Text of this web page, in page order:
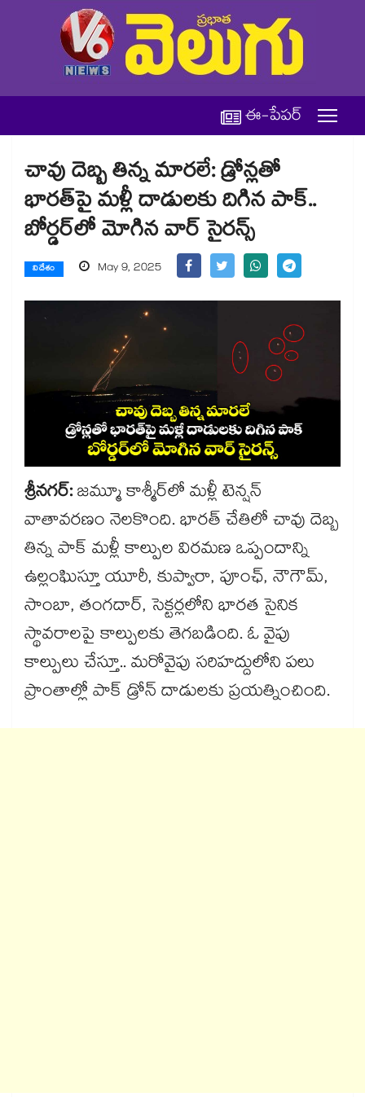
ఈ-పేపర్
చావు దెబ్బ తిన్న మారలే: డ్రోన్లతో
భారత్‎పై మళ్లీ దాడులకు దిగిన పాక్..
బోర్డర్‎లో మోగిన వార్ సైరన్స్
విదేశం May 9, 2025
శ్రీనగర్:జమ్మూ కాశ్మీర్‎లో మళ్లీ టెన్షన్
వాతావరణం నెలకొంది. భారత్ చేతిలో చావు దెబ్బ
తిన్న పాక్ మళ్లీ కాల్పుల విరమణ ఒప్పందాన్ని
ఉల్లంఘిస్తూ యూరీ, కుప్వారా, పూంఛ్, నౌగౌమ్,
సాంబా, తంగదార్, సెక్టర్లలోని భారత సైనిక
స్థావరాలపై కాల్పులకు తెగబడింది. ఓ వైపు
కాల్పులు చేస్తూ.. మరోవైపు సరిహద్దులోని పలు
ప్రాంతాల్లో పాక్ డ్రోన్ దాడులకు ప్రయత్నించింది.